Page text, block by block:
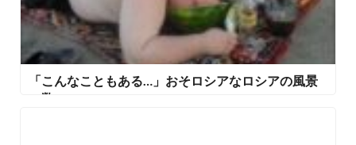
「こんなこともある…」おそロシアなロシアの風景
の数々